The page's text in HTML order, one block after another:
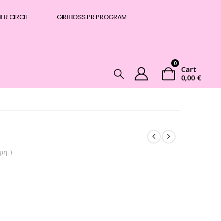
CIRCLE GIRLBOSS PR PROGRAM
0
Cart
0,00 €
)